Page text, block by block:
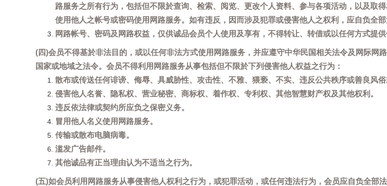
路服务之所有行为，包括但不限於查询、检索、阅览、更改个人资料、参与各项活动，以及取
使用他人之帐号或密码使用网路服务。如有违反，因而涉及犯罪或侵害他人之权利，应自负全部
网路帐号、密码及网路权益，仅供诚品会员个人使用及享有，不得转让、转借或以任何方式提供
(四)会员不得基於非法目的，或以任何非法方式使用网路服务，并应遵守中华民国相关法令及网际网
国家或地域之法令。会员不得利用网路服务从事包括但不限於下列侵害他人权益之行为：
散布或传送任何诽谤、侮辱、具威胁性、攻击性、不雅、猥亵、不实、违反公共秩序或善良风
侵害他人名誉、隐私权、营业秘密、商标权、着作权、专利权、其他智慧财产权及其他权利。
违反依法律或契约所应负之保密义务。
冒用他人名义使用网路服务。
传输或散布电脑病毒。
滥发广告邮件。
其他诚品有正当理由认为不适当之行为。
(五)如会员利用网路服务从事侵害他人权利之行为，或犯罪活动，或任何违法行为，会员应自负全部